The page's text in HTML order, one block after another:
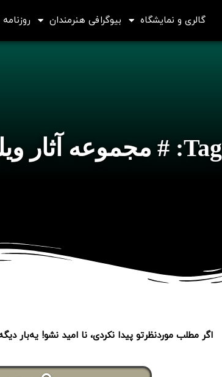
گالری و نمایشگاه بیوگرافی هنرمندان
Tag: # مجموعه آثار ویلیام آدولف بوگرو
اگر مطلب موردنظرتو پیدا نکردی، نا امید نشو! یه‌بار